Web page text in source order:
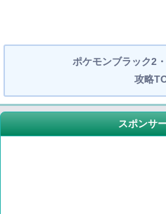
ポケモンブラック2
攻略
スポンサ